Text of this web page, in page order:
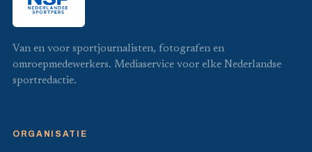
Van en voor sportjournalisten, fotografen en
omroepmedewerkers. Mediaservice voor elke Nederlandse
sportredactie.
ORGANISATIE